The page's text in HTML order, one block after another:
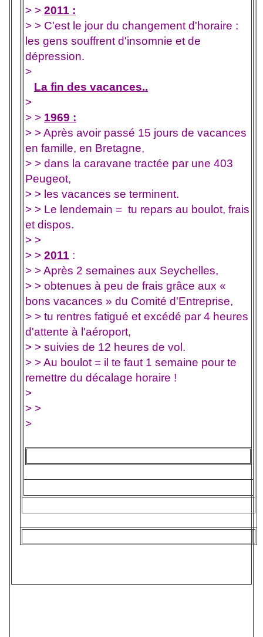
> > 2011 :
> > C'est le jour du changement d'horaire :
les gens souffrent d'insomnie et de
dépression.
>
La fin des vacances..
>
> > 1969 :
> > Après avoir passé 15 jours de vacances
en famille, en Bretagne,
> > dans la caravane tractée par une 403
Peugeot,
> > les vacances se terminent.
> > Le lendemain = tu repars au boulot, frais
et dispos.
> >
> > 2011 :
> > Après 2 semaines aux Seychelles,
> > obtenues à peu de frais grâce aux «
bons vacances » du Comité d'Entreprise,
> > tu rentres fatigué et excédé par 4 heures
d'attente à l'aéroport,
> > suivies de 12 heures de vol.
> > Au boulot = il te faut 1 semaine pour te
remettre du décalage horaire !
>
> >
>